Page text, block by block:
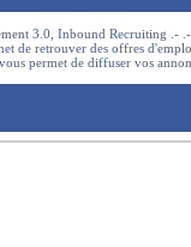
3.0, Inbound Recruiting .-
de retrouver des offres
permet de diffuser vos